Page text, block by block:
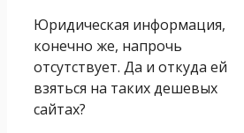
Юридическая информация,
конечно же, напрочь
отсутствует. Да и откуда ей
взяться на таких дешевых
сайтах?